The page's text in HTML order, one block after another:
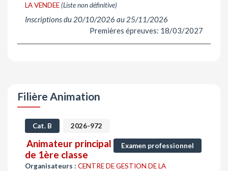
LA VENDEE (Liste non définitive)
Inscriptions du 20/10/2026 au 25/11/2026
Premières épreuves: 18/03/2027
Filière Animation
Cat. B 2026-972
Examen professionnel
Animateur principal
de 1ère classe
Organisateurs : CENTRE DE GESTION DE LA